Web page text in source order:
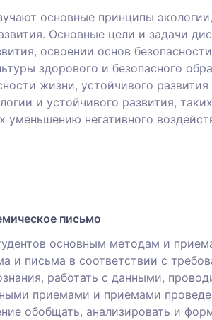
основные принципы
Основные цели и задачи
освоении основ
здорового и безопасного
жизни, устойчивого
и устойчивого развития,
уменьшению негативного
письмо
основным методам и
и письма в соответствии с
работать с данными,
приемами и приемами
обобщать, анализировать и